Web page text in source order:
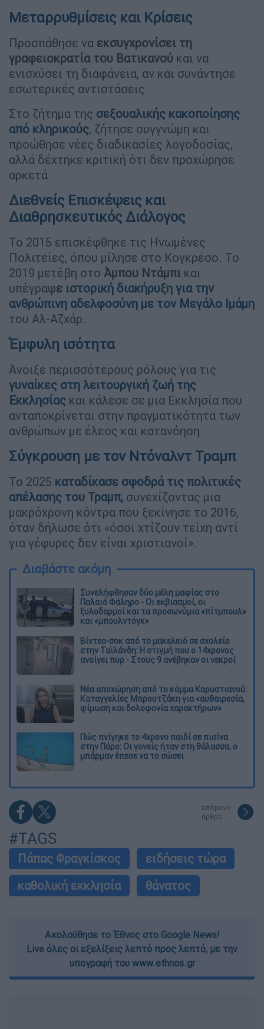
Μεταρρυθμίσεις και Κρίσεις
Προσπάθησε να εκσυγχρονίσει τη
γραφειοκρατία του Βατικανού και να
ενισχύσει τη διαφάνεια, αν και συνάντησε
εσωτερικές αντιστάσεις.
Στο ζήτημα της σεξουαλικής κακοποίησης
από κληρικούς, ζήτησε συγγνώμη και
προώθησε νέες διαδικασίες λογοδοσίας,
αλλά δέχτηκε κριτική ότι δεν προχώρησε
αρκετά.
Διεθνείς Επισκέψεις και
Διαθρησκευτικός Διάλογος
Το 2015 επισκέφθηκε τις Ηνωμένες
Πολιτείες, όπου μίλησε στο Κογκρέσο. Το
2019 μετέβη στο Άμπου Ντάμπι και
υπέγραψε ιστορική διακήρυξη για την
ανθρώπινη αδελφοσύνη με τον Μεγάλο Ιμάμη
του Αλ-Αζχάρ.
Έμφυλη ισότητα
Άνοιξε περισσότερους ρόλους για τις
γυναίκες στη λειτουργική ζωή της
Εκκλησίας και κάλεσε σε μια Εκκλησία που
ανταποκρίνεται στην πραγματικότητα των
ανθρώπων με έλεος και κατανόηση.
Σύγκρουση με τον Ντόναλντ Τραμπ
Το 2025 καταδίκασε σφοδρά τις πολιτικές
απέλασης του Τραμπ, συνεχίζοντας μια
μακρόχρονη κόντρα που ξεκίνησε το 2016,
όταν δήλωσε ότι «όσοι χτίζουν τείχη αντί
για γέφυρες δεν είναι χριστιανοί».
Διαβάστε ακόμη
Συνελήφθησαν δύο μέλη μαφίας στο
Παλαιό Φάληρο - Οι εκβιασμοί, οι
ξυλοδαρμοί και τα προσωνύμια «πίτμπουλ»
και «μπουλντόγκ»
Βίντεο-σοκ από το μακελειό σε σχολείο
στην Ταϊλάνδη: Η στιγμή που ο 14χρονος
ανοίγει πυρ - Στους 9 ανέβηκαν οι νεκροί
Νέα αποχώρηση από το κόμμα Καρυστιανού:
Καταγγελίες Μπρουτζάκη για «αυθαιρεσία,
φίμωση και δολοφονία χαρακτήρων»
Πώς πνίγηκε το 4χρονο παιδί σε πισίνα
στην Πάρο: Οι γονείς ήταν στη θάλασσα, ο
μπάρμαν έπεσε να το σώσει
επόμενο
άρθρο
#TAGS
Πάπας Φραγκίσκος
ειδήσεις τώρα
καθολική εκκλησία
θάνατος
Ακολούθησε το Έθνος στο Google News!
Live όλες οι εξελίξεις λεπτό προς λεπτό, με την
υπογραφή του www.ethnos.gr